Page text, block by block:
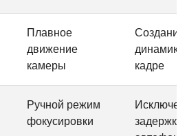
Плавное
движение
камеры
Создание
динамики
кадре
Ручной режим
фокусировки
задержки